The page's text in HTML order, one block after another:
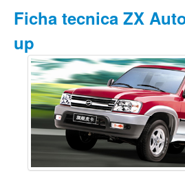
Ficha tecnica ZX
up